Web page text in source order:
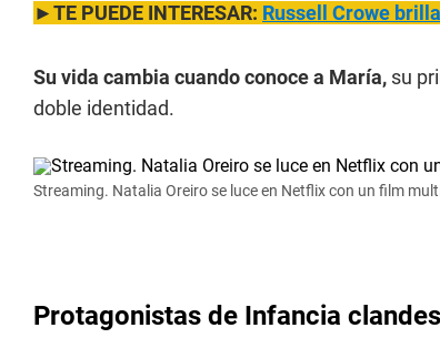
►TE PUEDE INTERESAR: Russell Crowe
Su vida cambia cuando conoce a María, su
doble identidad.
Streaming. Natalia Oreiro se luce en Netflix con un film
Protagonistas de Infancia